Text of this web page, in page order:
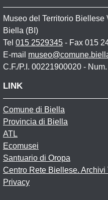
Museo del Territorio
Biella (BI)
Tel 015 2529345 - Fax 015
E-mail
C.F./P.I. 00221900020 -
LINK
Comune di Biella
Provincia di Biella
ATL
Ecomusei
Santuario di Oropa
Centro Rete Biellese. Archivi
Privacy